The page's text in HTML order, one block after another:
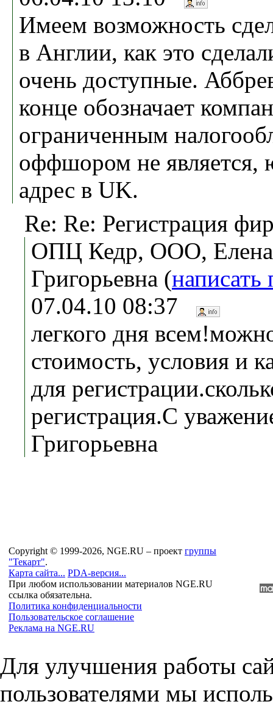
Имеем возможность
в Англии, как это
очень доступные.
конце обозначает
ограниченным
оффшором не является,
адрес в UK.
Re: Re: Регистрация
ОПЦ Кедр, ООО, Елена
Григорьевна (написать
07.04.10 08:37
легкого дня
стоимость, условия и
для
регистрация.С
Григорьевна
Copyright © 1999-2026, NGE.RU – проект группы
"Текарт".
Карта сайта... PDA-версия...
При любом использовании материалов NGE.RU
ссылка обязательна.
Политика конфиденциальности
Пользовательское соглашение
Реклама на NGE.RU
Для улучшения работы
пользователями мы